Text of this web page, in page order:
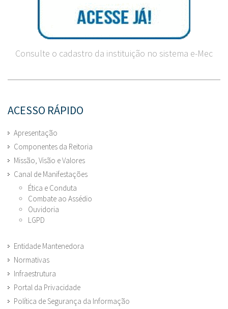
Consulte o cadastro da instituição no sistema e-Mec
ACESSO RÁPIDO
Apresentação
Componentes da Reitoria
Missão, Visão e Valores
Canal de Manifestações
Ética e Conduta
Combate ao Assédio
Ouvidoria
LGPD
Entidade Mantenedora
Normativas
Infraestrutura
Portal da Privacidade
Política de Segurança da Informação